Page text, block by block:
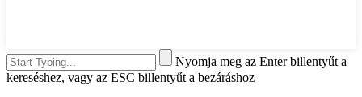
Nyomja meg az Enter billentyűt a
kereséshez, vagy az ESC billentyűt a bezáráshoz